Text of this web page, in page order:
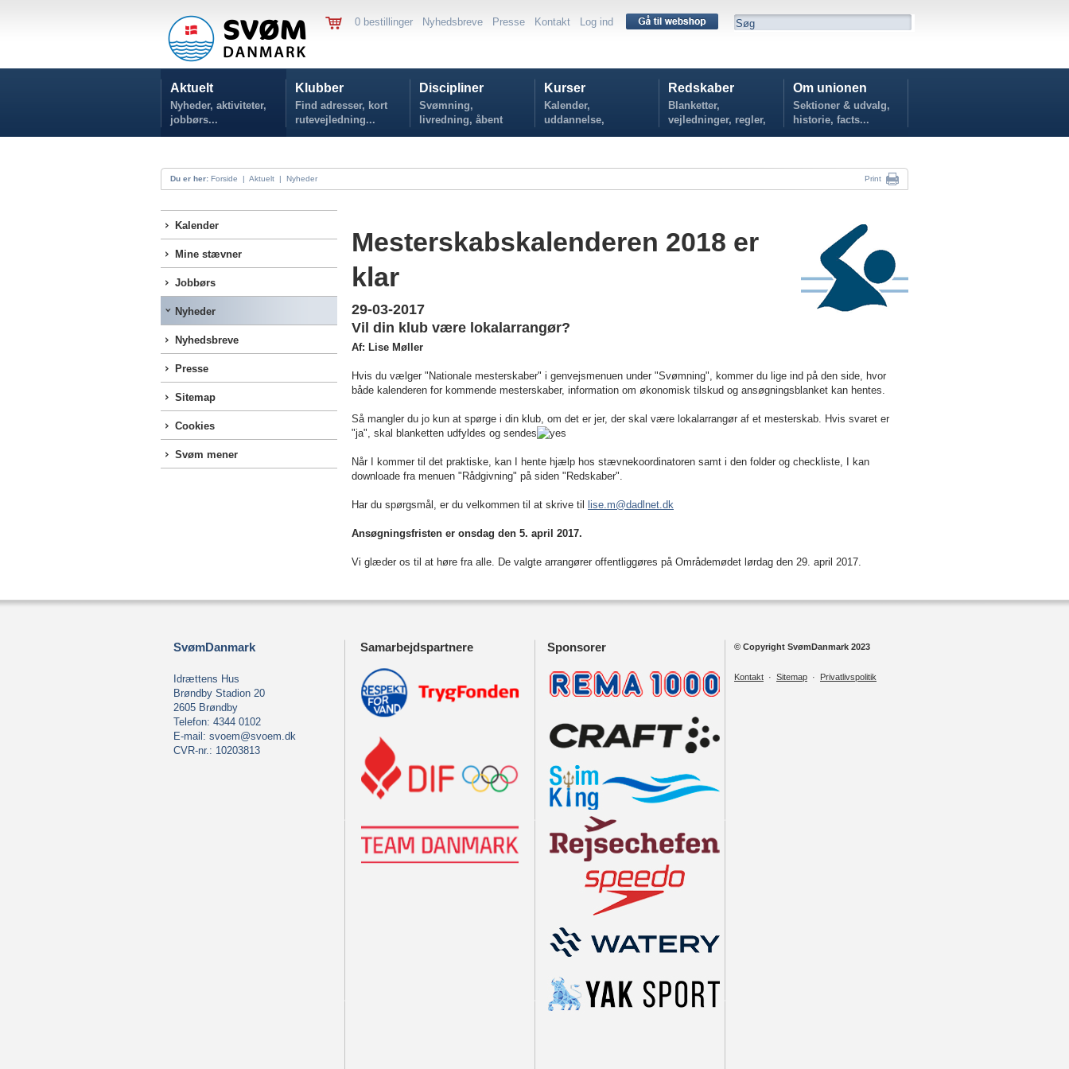
0 bestillinger Nyhedsbreve Presse Kontakt Log ind
Aktuelt
Nyheder, aktiviteter,
jobbørs...
Klubber
Find adresser, kort
rutevejledning...
Discipliner
Svømning,
livredning, åbent
vand...
Kurser
Kalender,
uddannelse,
tilmelding...
Redskaber
Blanketter,
vejledninger, regler,
politikker...
Om unionen
Sektioner & udvalg,
historie, facts...
Du er her: Forside | Aktuelt | Nyheder Print
Kalender
Mine stævner
Jobbørs
Nyheder
Nyhedsbreve
Presse
Sitemap
Cookies
Svøm mener
Mesterskabskalenderen 2018 er
klar
29-03-2017
Vil din klub være lokalarrangør?
Af: Lise Møller
Hvis du vælger "Nationale mesterskaber" i genvejsmenuen under "Svømning", kommer du lige ind på den side, hvor
både kalenderen for kommende mesterskaber, information om økonomisk tilskud og ansøgningsblanket kan hentes.
Så mangler du jo kun at spørge i din klub, om det er jer, der skal være lokalarrangør af et mesterskab. Hvis svaret er
"ja", skal blanketten udfyldes og sendes
Når I kommer til det praktiske, kan I hente hjælp hos stævnekoordinatoren samt i den folder og checkliste, I kan
downloade fra menuen "Rådgivning" på siden "Redskaber".
Har du spørgsmål, er du velkommen til at skrive til lise.m@dadlnet.dk
Ansøgningsfristen er onsdag den 5. april 2017.
Vi glæder os til at høre fra alle. De valgte arrangører offentliggøres på Områdemødet lørdag den 29. april 2017.
SvømDanmark
Idrættens Hus
Brøndby Stadion 20
2605 Brøndby
Telefon: 4344 0102
E-mail: svoem@svoem.dk
CVR-nr.: 10203813
Samarbejdspartnere Sponsorer © Copyright SvømDanmark 2023
Kontakt · Sitemap · Privatlivspolitik